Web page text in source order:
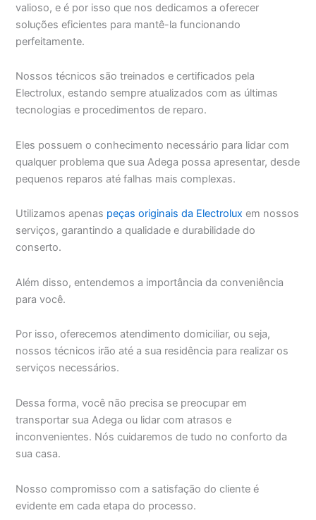
valioso, e é por isso que nos dedicamos a oferecer
soluções eficientes para mantê-la funcionando
perfeitamente.
Nossos técnicos são treinados e certificados pela
Electrolux, estando sempre atualizados com as últimas
tecnologias e procedimentos de reparo.
Eles possuem o conhecimento necessário para lidar com
qualquer problema que sua Adega possa apresentar, desde
pequenos reparos até falhas mais complexas.
Utilizamos apenas peças originais da Electrolux em nossos
serviços, garantindo a qualidade e durabilidade do
conserto.
Além disso, entendemos a importância da conveniência
para você.
Por isso, oferecemos atendimento domiciliar, ou seja,
nossos técnicos irão até a sua residência para realizar os
serviços necessários.
Dessa forma, você não precisa se preocupar em
transportar sua Adega ou lidar com atrasos e
inconvenientes. Nós cuidaremos de tudo no conforto da
sua casa.
Nosso compromisso com a satisfação do cliente é
evidente em cada etapa do processo.